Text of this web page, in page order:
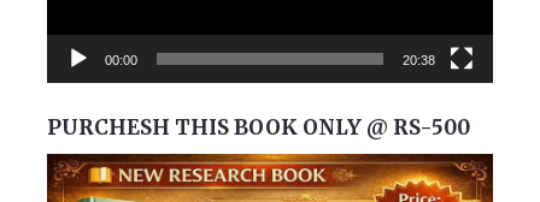
00:00 20:38
PURCHESH THIS BOOK ONLY @ RS-500